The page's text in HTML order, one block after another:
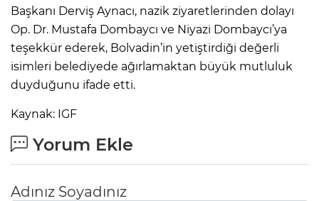
Başkanı Derviş Aynacı, nazik ziyaretlerinden dolayı
Op. Dr. Mustafa Dombaycı ve Niyazi Dombaycı’ya
teşekkür ederek, Bolvadin’in yetiştirdiği değerli
isimleri belediyede ağırlamaktan büyük mutluluk
duyduğunu ifade etti.
Kaynak: IGF
Yorum Ekle
Adınız Soyadınız